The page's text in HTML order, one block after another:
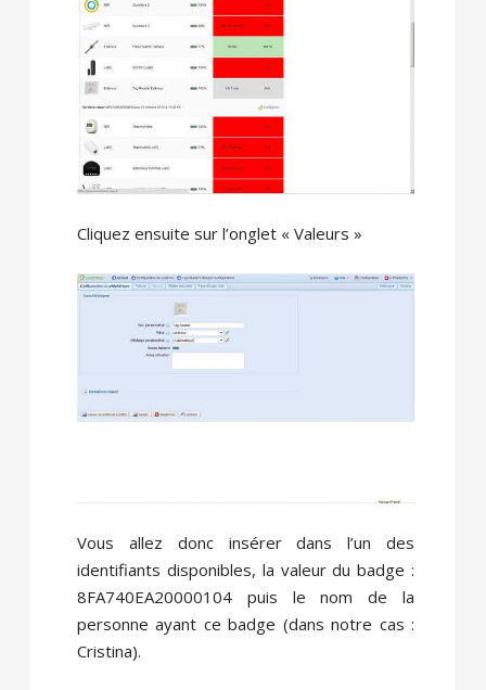
Cliquez ensuite sur l’onglet « Valeurs »
Vous allez donc insérer dans l’un des
identifiants disponibles, la valeur du badge :
8FA740EA20000104 puis le nom de la
personne ayant ce badge (dans notre cas :
Cristina).